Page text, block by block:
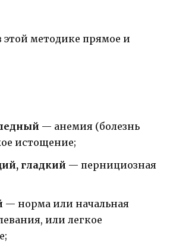
этой методике прямое и
— анемия (болезнь
истощение;
гладкий — пернициозная
— норма или начальная
или легкое